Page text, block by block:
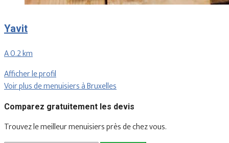
Yavit
A 0.2 km
Afficher le profil
Voir plus de menuisiers à Bruxelles
Comparez gratuitement les devis
Trouvez le meilleur menuisiers près de chez vous.